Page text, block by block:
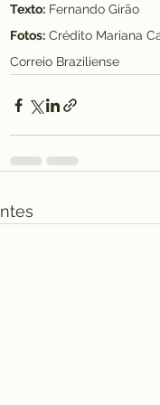
Texto: Fernando Girão
Fotos: Crédito Mariana
Correio Braziliense